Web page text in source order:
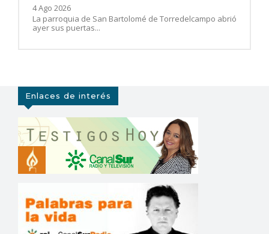
4 Ago 2026
La parroquia de San Bartolomé de Torredelcampo abrió
ayer sus puertas...
Enlaces de interés